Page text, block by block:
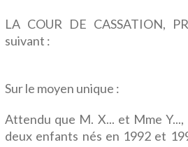
LA COUR DE CASSATION,
suivant :
Sur le moyen unique :
Attendu que M. X... et Mme
deux enfants nés en 1992 et